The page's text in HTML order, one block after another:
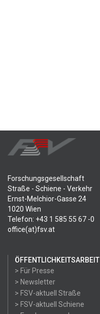
Forschungsgesellschaft
Straße - Schiene - Verkehr
Ernst-Melchior-Gasse 24
1020 Wien
Telefon: +43 1 585 55 67 -0
office(at)fsv.at
ÖFFENTLICHKEITSARBEIT
> Für Presse
> Newsletter
> FSV-aktuell Straße
> FSV-aktuell Schiene